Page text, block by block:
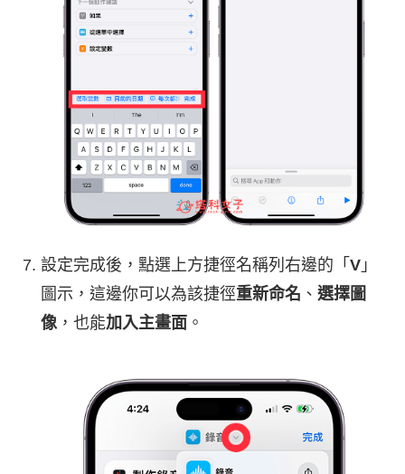
設定完成後，點選上方捷徑名稱列右邊的「 V 」
圖示，這邊你可以為該捷徑重新命名 、 選擇圖
像 ，也能加入主畫面 。